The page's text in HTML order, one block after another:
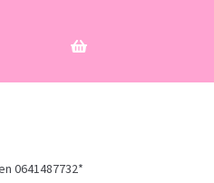
0641487732*